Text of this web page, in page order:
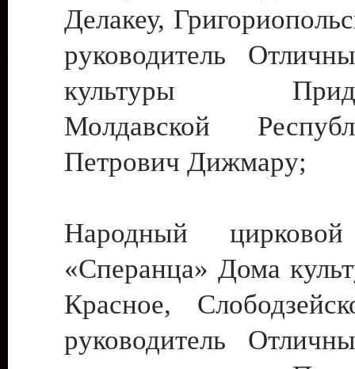
Делакеу,
руководитель
культуры
Молдавской
Петрович Дижмару;
Народный цирковой
«Сперанца» Дома
Красное,
руководитель